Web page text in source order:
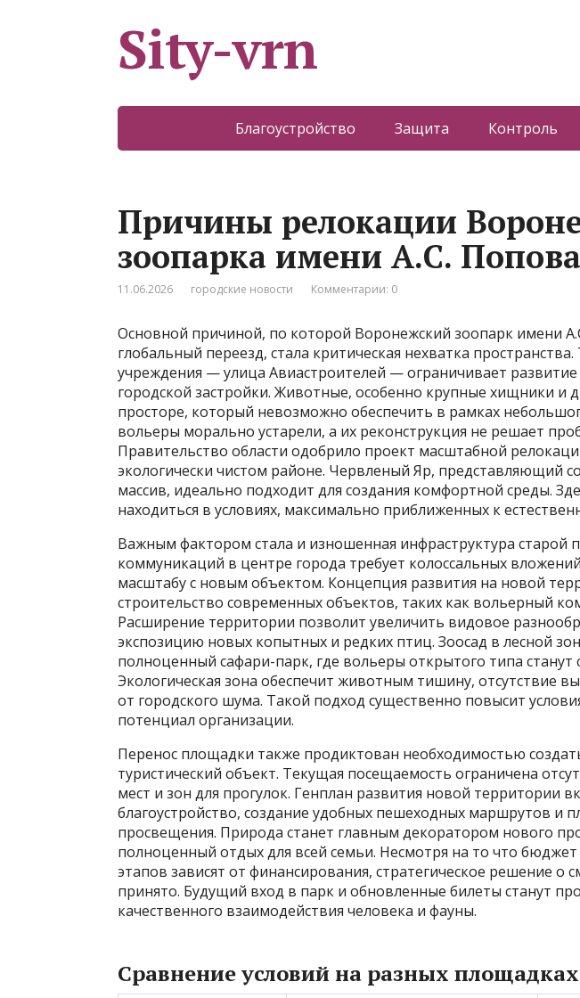
Sity-vrn
Благоустройство Защита Контроль
Причины релокации
зоопарка имени А.С. Попова
11.06.2026 городские новости Комментарии: 0
Основной причиной, по которой Воронежский зоопарк имени
глобальный переезд, стала критическая нехватка
учреждения — улица Авиастроителей — ограничивает
городской застройки. Животные, особенно крупные хищники и
просторе, который невозможно обеспечить в рамках
вольеры морально устарели, а их реконструкция не решает
Правительство области одобрило проект масштабной
экологически чистом районе. Червленый Яр, представляющий
массив, идеально подходит для создания комфортной среды.
находиться в условиях, максимально приближенных к
Важным фактором стала и изношенная инфраструктура старой
коммуникаций в центре города требует колоссальных
масштабу с новым объектом. Концепция развития на новой
строительство современных объектов, таких как вольерный
Расширение территории позволит увеличить видовое
экспозицию новых копытных и редких птиц. Зоосад в лесной
полноценный сафари-парк, где вольеры открытого типа станут
Экологическая зона обеспечит животным тишину, отсутствие
от городского шума. Такой подход существенно повысит
потенциал организации.
Перенос площадки также продиктован необходимостью
туристический объект. Текущая посещаемость ограничена
мест и зон для прогулок. Генплан развития новой территории
благоустройство, создание удобных пешеходных маршрутов и
просвещения. Природа станет главным декоратором нового
полноценный отдых для всей семьи. Несмотря на то что
этапов зависят от финансирования, стратегическое решение о
принято. Будущий вход в парк и обновленные билеты станут
качественного взаимодействия человека и фауны.
Сравнение условий на разных площадках